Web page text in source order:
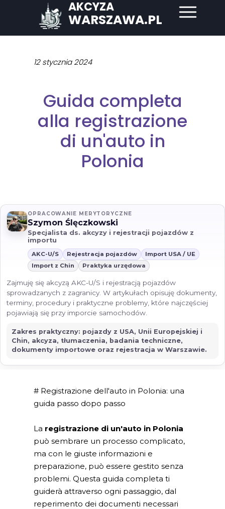
AKCYZA
WARSZAWA.PL
12 stycznia 2024
Guida completa
alla registrazione
di un'auto in
Polonia
# Registrazione dell'auto in Polonia: una
guida passo dopo passo
La registrazione di un'auto in Polonia
può sembrare un processo complicato,
ma con le giuste informazioni e
preparazione, può essere gestito senza
problemi. Questa guida completa ti
guiderà attraverso ogni passaggio, dal
reperimento dei documenti necessari
OPRACOWANIE MERYTORYCZNE
Szymon Ślęczkowski
Specjalista ds. akcyzy i rejestracji pojazdów z
importu
AKC-U/S Rejestracja pojazdów
Import USA / UE
Import z Chin
Praktyka urzędowa
Zajmuję się akcyzą AKC-U/S i rejestracją pojazdów
sprowadzanych z zagranicy. W artykułach opisuję dokumenty,
terminy, procedury i praktyczne problemy, które najczęściej
pojawiają się przy imporcie samochodów.
Zakres praktyczny: pojazdy z USA, Unii Europejskiej i
Chin, akcyza, tłumaczenia, badania techniczne,
dokumenty importowe oraz rejestracja w Warszawie.